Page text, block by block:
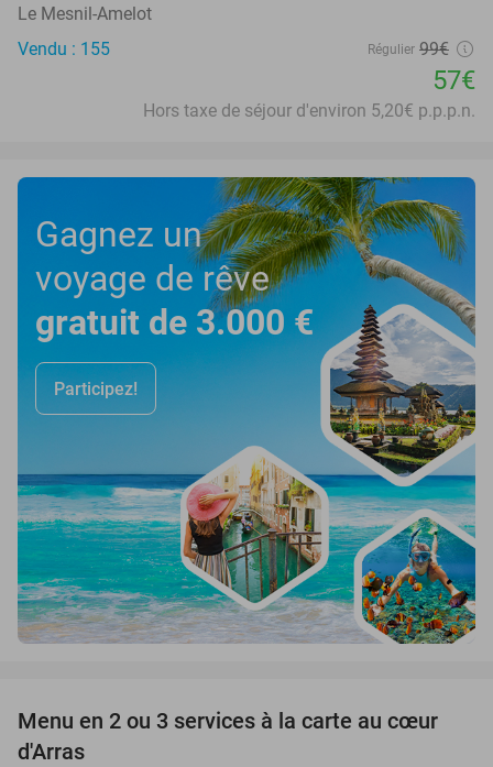
Le Mesnil-Amelot
Vendu : 155
Régulier 99€
57€
Hors taxe de séjour d'environ 5,20€ p.p.p.n.
Gagnez un
voyage de rêve
gratuit de 3.000 €
Participez!
32%
Menu en 2 ou 3 services à la carte au cœur
d'Arras